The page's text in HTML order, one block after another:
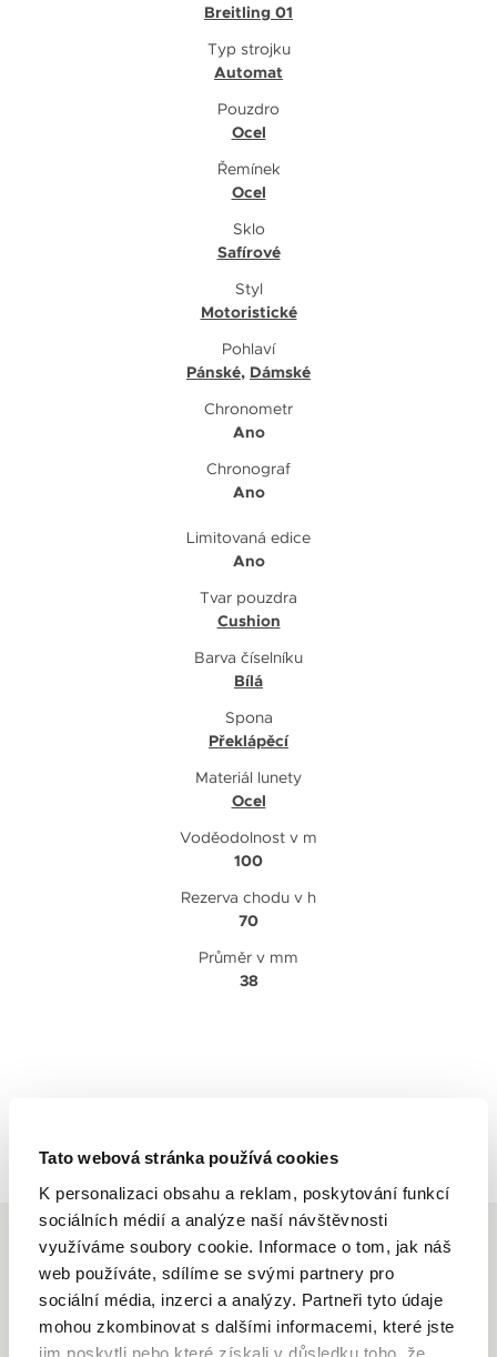
Tato webová stránka používá cookies
K personalizaci obsahu a reklam, poskytování funkcí
sociálních médií a analýze naší návštěvnosti
využíváme soubory cookie. Informace o tom, jak náš
web používáte, sdílíme se svými partnery pro
sociální média, inzerci a analýzy. Partneři tyto údaje
mohou zkombinovat s dalšími informacemi, které jste
jim poskytli nebo které získali v důsledku toho, že
Breitling 01
Typ strojku
Automat
Pouzdro
Ocel
Řemínek
Ocel
Sklo
Safírové
Styl
Motoristické
Pohlaví
Pánské, Dámské
Chronometr
Ano
Chronograf
Ano
Limitovaná edice
Ano
Tvar pouzdra
Cushion
Barva číselníku
Bílá
Spona
Překlápěcí
Materiál lunety
Ocel
Voděodolnost v m
100
Rezerva chodu v h
70
Průměr v mm
38
BREITLING